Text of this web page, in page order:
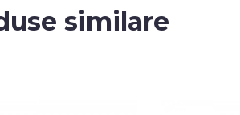
similare